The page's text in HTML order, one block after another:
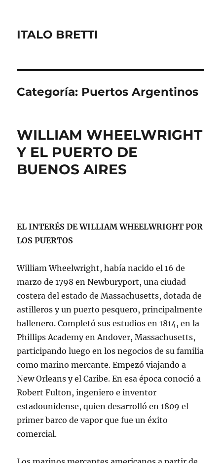
ITALO BRETTI
Categoría: Puertos Argentinos
WILLIAM WHEELWRIGHT
Y EL PUERTO DE
BUENOS AIRES
EL INTERÉS DE WILLIAM WHEELWRIGHT POR
LOS PUERTOS
William Wheelwright, había nacido el 16 de
marzo de 1798 en Newburyport, una ciudad
costera del estado de Massachusetts, dotada de
astilleros y un puerto pesquero, principalmente
ballenero. Completó sus estudios en 1814, en la
Phillips Academy en Andover, Massachusetts,
participando luego en los negocios de su familia
como marino mercante. Empezó viajando a
New Orleans y el Caribe. En esa época conoció a
Robert Fulton, ingeniero e inventor
estadounidense, quien desarrolló en 1809 el
primer barco de vapor que fue un éxito
comercial.